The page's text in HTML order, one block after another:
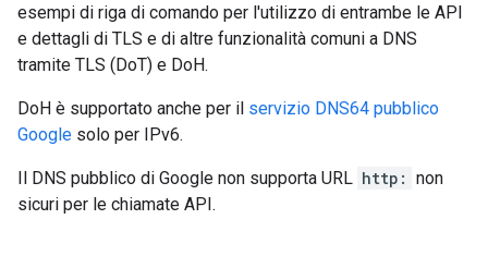
esempi di riga di comando per l'utilizzo di entrambe le API
e dettagli di TLS e di altre funzionalità comuni a DNS
tramite TLS (DoT) e DoH.
DoH è supportato anche per il servizio DNS64 pubblico
Google solo per IPv6.
Il DNS pubblico di Google non supporta URL http: non
sicuri per le chiamate API.